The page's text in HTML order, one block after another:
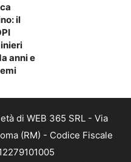
il
anni e
di WEB 365 SRL - Via
(RM) - Codice Fiscale